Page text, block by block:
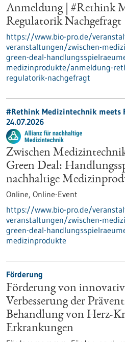
Anmeldung | #Rethink
Regulatorik Nachgefragt
https://www.bio-pro.de/
veranstaltungen/zwischen-
green-deal-
medizinprodukte/anmeldung-
regulatorik-nachgefragt
#Rethink Medizintechnik meets
24.07.2026
Zwischen
Green Deal:
nachhaltige
Online, Online-Event
https://www.bio-pro.de/
veranstaltungen/zwischen-
green-deal-
medizinprodukte
Förderung
Förderung von
Verbesserung der
Behandlung von Herz-
Erkrankungen